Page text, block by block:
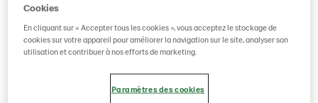
Cookies
En cliquant sur « Accepter tous les cookies », vous acceptez le stockage de
cookies sur votre appareil pour améliorer la navigation sur le site, analyser son
utilisation et contribuer à nos efforts de marketing.
Paramètres des cookies